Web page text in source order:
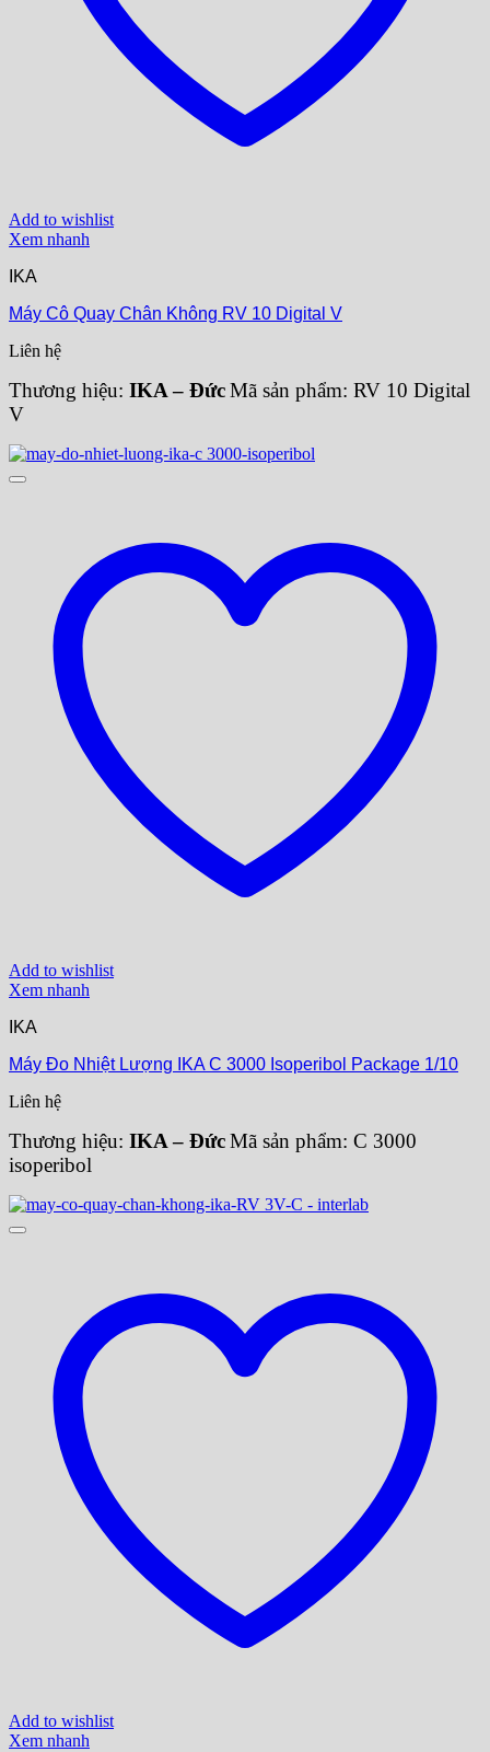
Add to wishlist
Xem nhanh
IKA
Máy Cô Quay Chân Không RV 10 Digital V
Liên hệ
Thương hiệu: IKA – ĐứcMã sản phẩm: RV 10 Digital
V
Add to wishlist
Xem nhanh
IKA
Máy Đo Nhiệt Lượng IKA C 3000 Isoperibol Package 1/10
Liên hệ
Thương hiệu: IKA – ĐứcMã sản phẩm: C 3000
isoperibol
Add to wishlist
Xem nhanh